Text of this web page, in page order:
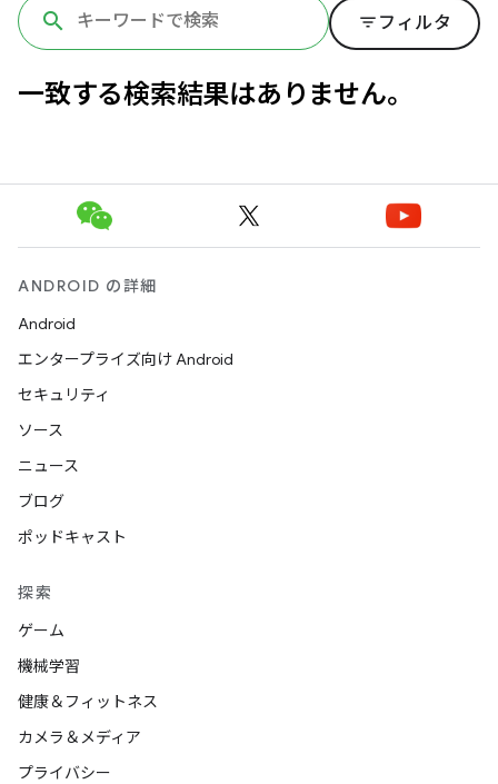
filter_list フィルタ
一致する検索結果はありません。
ANDROID の詳細
Android
エンタープライズ向け Android
セキュリティ
ソース
ニュース
ブログ
ポッドキャスト
探索
ゲーム
機械学習
健康＆フィットネス
カメラ＆メディア
プライバシー